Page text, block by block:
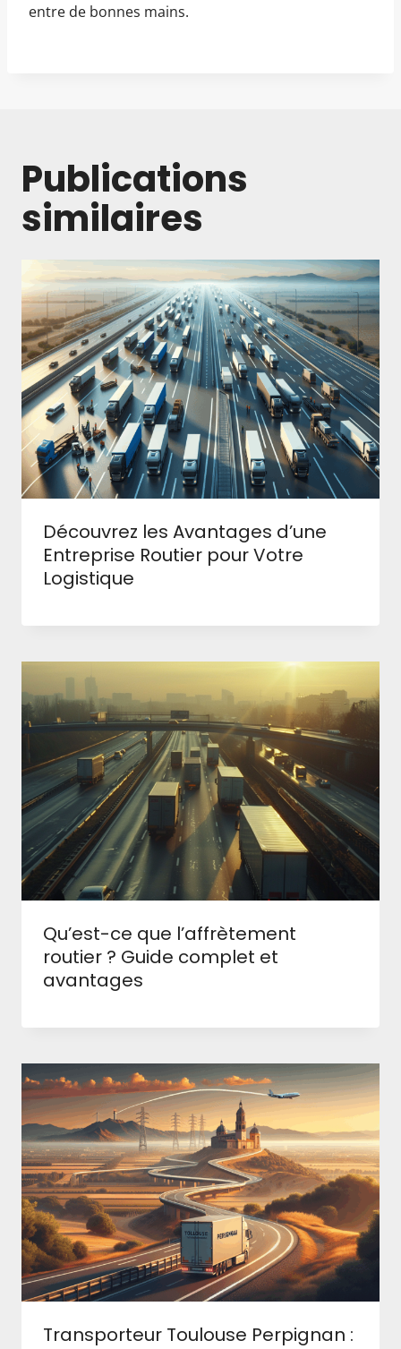
entre de bonnes mains.
Publications
similaires
Découvrez les Avantages d’une
Entreprise Routier pour Votre
Logistique
Qu’est-ce que l’affrètement
routier ? Guide complet et
avantages
Transporteur Toulouse Perpignan :